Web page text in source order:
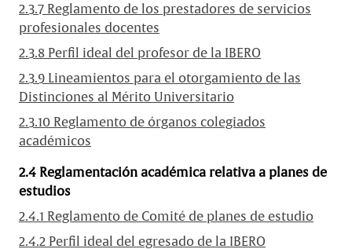
2.3.7 Reglamento de los prestadores de servicios
profesionales docentes
2.3.8 Perfil ideal del profesor de la IBERO
2.3.9 Lineamientos para el otorgamiento de las
Distinciones al Mérito Universitario
2.3.10 Reglamento de órganos colegiados
académicos
2.4 Reglamentación académica relativa a planes de
estudios
2.4.1 Reglamento de Comité de planes de estudio
2.4.2 Perfil ideal del egresado de la IBERO